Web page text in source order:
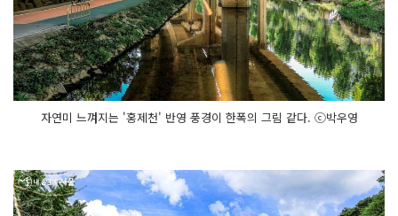
자연미 느껴지는 '홍제천' 반영 풍경이 한폭의 그림 같다. ⓒ박우영